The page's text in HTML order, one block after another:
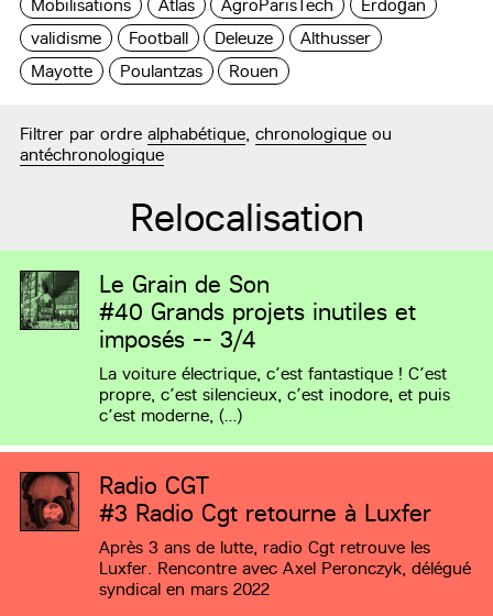
Mobilisations Atlas AgroParisTech
Erdoğan
validisme
Football Deleuze
Althusser
Mayotte
Poulantzas Rouen
Filtrer par ordrealphabétique,chronologique ou
antéchronologique
Relocalisation
Le Grain de Son
#40 Grands projets inutiles et
imposés -- 3/4
La voiture électrique, c’est fantastique ! C’est
propre, c’est silencieux, c’est inodore, et puis
c’est moderne, (…)
Radio CGT
#3 Radio Cgt retourne à Luxfer
Après 3 ans de lutte, radio Cgt retrouve les
Luxfer. Rencontre avec Axel Peronczyk, délégué
syndical en mars 2022